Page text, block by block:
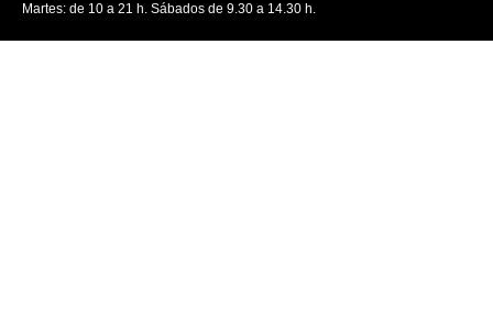
Martes: de 10 a 21 h. Sábados de 9.30 a 14.30 h.